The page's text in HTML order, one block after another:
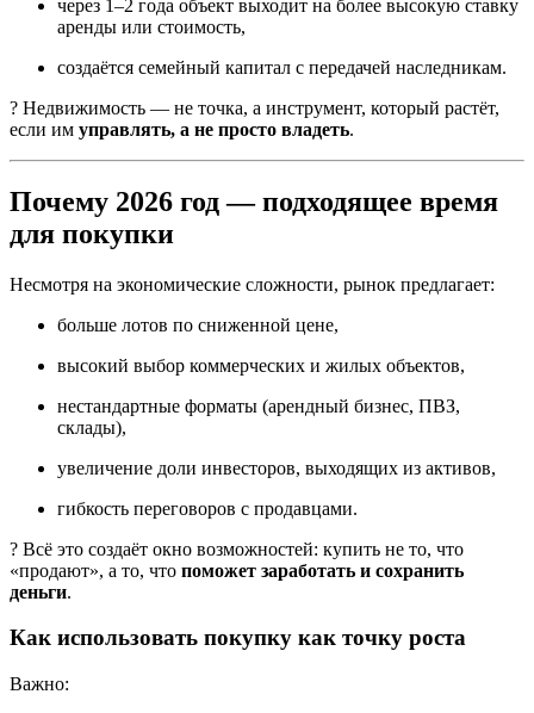
через 1–2 года объект выходит на более высокую ставку
аренды или стоимость,
создаётся семейный капитал с передачей наследникам.
? Недвижимость — не точка, а инструмент, который растёт,
если им управлять, а не просто владеть.
Почему 2026 год — подходящее время
для покупки
Несмотря на экономические сложности, рынок предлагает:
больше лотов по сниженной цене,
высокий выбор коммерческих и жилых объектов,
нестандартные форматы (арендный бизнес, ПВЗ,
склады),
увеличение доли инвесторов, выходящих из активов,
гибкость переговоров с продавцами.
? Всё это создаёт окно возможностей: купить не то, что
«продают», а то, что поможет заработать и сохранить
деньги.
Как использовать покупку как точку роста
Важно: